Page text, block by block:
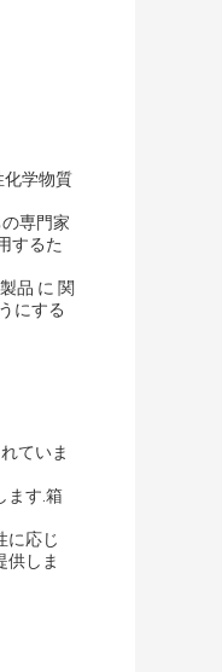
化学物質
専門家
するた
品 に 関
にする
ていま
ます.箱
に応じ
供しま